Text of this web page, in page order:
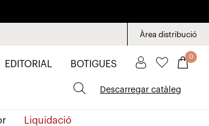
Àrea distribució
EDITORIAL BOTIGUES
0
Descarregar catàleg
Liquidació